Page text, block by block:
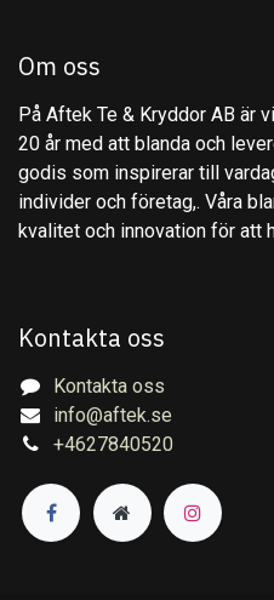
Om oss
På Aftek Te & Kryddor AB är
20 år med att blanda och
godis som inspirerar till
individer och företag,. Våra
kvalitet och innovation för att
Kontakta oss
Kontakta oss
info@aftek.se
+4627840520